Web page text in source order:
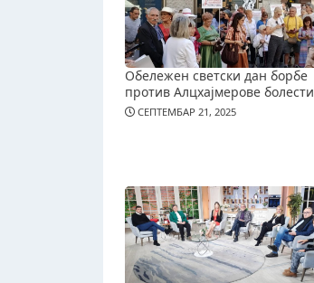
Обележен светски дан борбе
против Алцхајмерове болести
СЕПТЕМБАР 21, 2025